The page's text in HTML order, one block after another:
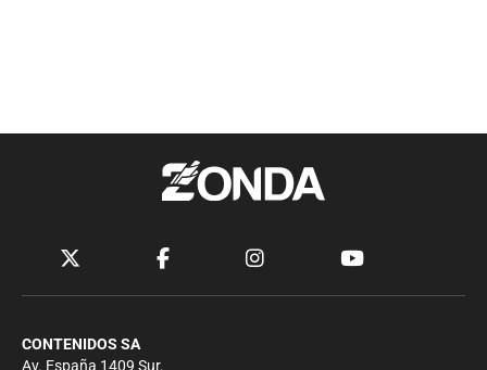
CONTENIDOS SA